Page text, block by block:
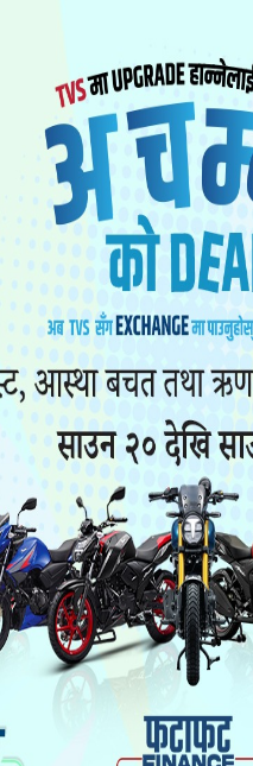
परिचालन गरिने
कार्यालयबाट ७३
विशेष सुरक्षा
घटना हुन नदिन
कुनै कमी आउन नदिन
रङ दल्नेमाथि
हुने उनको भनाइ
सबैमा अनुरोधसमेत
गरिए नियन्त्रणमा
चलाइने उनको भनाइ छ ।